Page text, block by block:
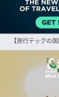
【旅行テックの